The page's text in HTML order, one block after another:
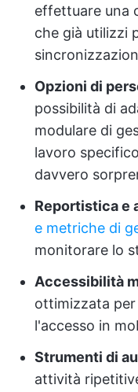
effettuare una
che già utilizzi
Opzioni di
possibilità di
modulare di
lavoro
davvero
Reportistica e
e metriche di
monitorare lo
Accessibilità
ottimizzata
l'accesso in
Strumenti di
attività